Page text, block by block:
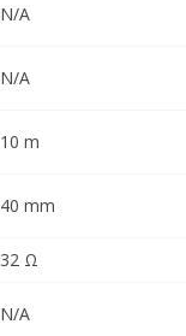
N/A
N/A
10 m
40 mm
32 Ω
N/A